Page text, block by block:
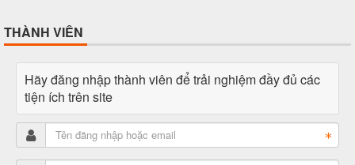
THÀNH VIÊN
Hãy đăng nhập thành viên để trải nghiệm đầy đủ các
tiện ích trên site